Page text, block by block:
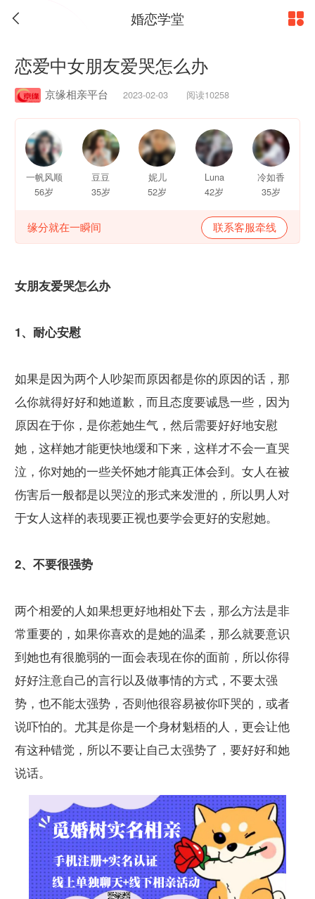
 婚恋学堂
恋爱中女朋友爱哭怎么办
京缘相亲平台 2023-02-03 阅读10258
一帆风顺
56岁
豆豆
35岁
妮儿
52岁
Luna
42岁
冷如香
35岁
缘分就在一瞬间 联系客服牵线
女朋友爱哭怎么办
1、耐心安慰
如果是因为两个人吵架而原因都是你的原因的话，那
么你就得好好和她道歉，而且态度要诚恳一些，因为
原因在于你，是你惹她生气，然后需要好好地安慰
她，这样她才能更快地缓和下来，这样才不会一直哭
泣，你对她的一些关怀她才能真正体会到。女人在被
伤害后一般都是以哭泣的形式来发泄的，所以男人对
于女人这样的表现要正视也要学会更好的安慰她。
2、不要很强势
两个相爱的人如果想更好地相处下去，那么方法是非
常重要的，如果你喜欢的是她的温柔，那么就要意识
到她也有很脆弱的一面会表现在你的面前，所以你得
好好注意自己的言行以及做事情的方式，不要太强
势，也不能太强势，否则他很容易被你吓哭的，或者
说吓怕的。尤其是你是一个身材魁梧的人，更会让他
有这种错觉，所以不要让自己太强势了，要好好和她
说话。
